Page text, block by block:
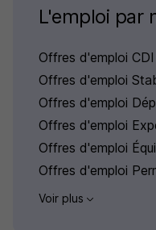
L'emploi par
Offres d'emploi CDI
Offres d'emploi
Offres d'emploi
Offres d'emploi
Offres d'emploi
Offres d'emploi
Voir plus